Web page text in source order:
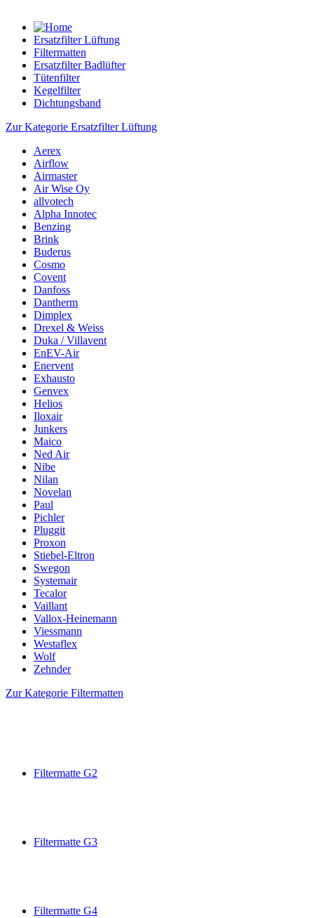
Ersatzfilter Lüftung
Filtermatten
Ersatzfilter Badlüfter
Tütenfilter
Kegelfilter
Dichtungsband
Zur Kategorie Ersatzfilter Lüftung
Aerex
Airflow
Airmaster
Air Wise Oy
allvotech
Alpha Innotec
Benzing
Brink
Buderus
Cosmo
Covent
Danfoss
Dantherm
Dimplex
Drexel & Weiss
Duka / Villavent
EnEV-Air
Enervent
Exhausto
Genvex
Helios
Iloxair
Junkers
Maico
Ned Air
Nibe
Nilan
Novelan
Paul
Pichler
Pluggit
Proxon
Stiebel-Eltron
Swegon
Systemair
Tecalor
Vaillant
Vallox-Heinemann
Viessmann
Westaflex
Wolf
Zehnder
Zur Kategorie Filtermatten
Filtermatte G2
Filtermatte G3
Filtermatte G4